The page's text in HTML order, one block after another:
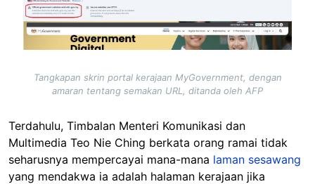
Image
Tangkapan skrin portal kerajaan MyGovernment, dengan
amaran tentang semakan URL, ditanda oleh AFP
Terdahulu, Timbalan Menteri Komunikasi dan
Multimedia Teo Nie Ching berkata orang ramai tidak
seharusnya mempercayai mana-mana laman sesawang
yang mendakwa ia adalah halaman kerajaan jika